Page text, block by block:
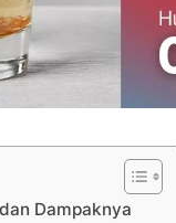
Dampaknya